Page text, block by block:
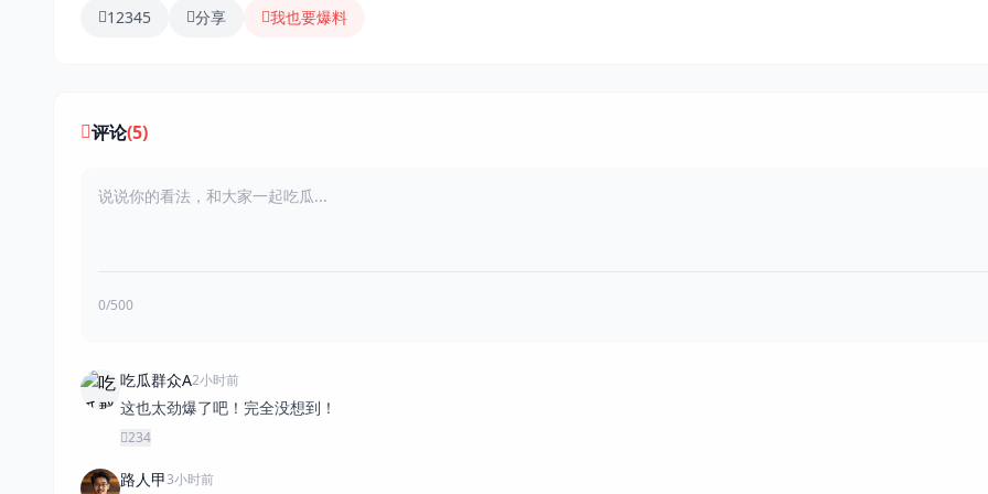
12345 分享 我也要爆料
评论(5)
0/500
吃瓜群众A2小时前
这也太劲爆了吧！完全没想到！
234
路人甲3小时前